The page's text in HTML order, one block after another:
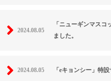
2024.08.05
「ニューギンマス
ました。
2024.08.05 「eキョンシー」特